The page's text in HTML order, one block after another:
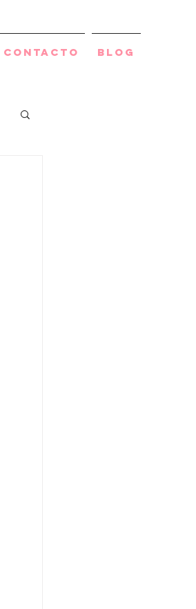
Contacto BLOG